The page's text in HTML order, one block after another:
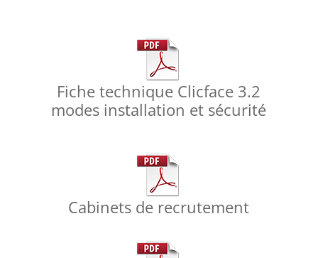
Fiche technique Clicface 3.2
modes installation et sécurité
Cabinets de recrutement